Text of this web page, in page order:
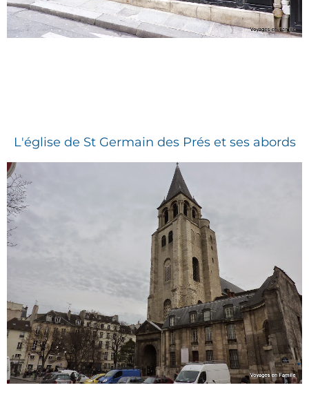
L'église de St Germain des Prés et ses abords